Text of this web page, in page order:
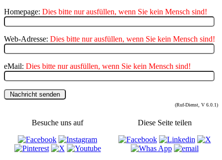
Homepage: Dies bitte nur ausfüllen, wenn Sie kein Mensch sind!
Web-Adresse: Dies bitte nur ausfüllen, wenn Sie kein Mensch sind!
eMail: Dies bitte nur ausfüllen, wenn Sie kein Mensch sind!
(Ruf-Dienst, V 6.0.1)
Besuche uns auf Diese Seite teilen